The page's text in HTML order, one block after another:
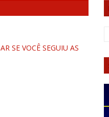
SE VOCÊ SEGUIU AS